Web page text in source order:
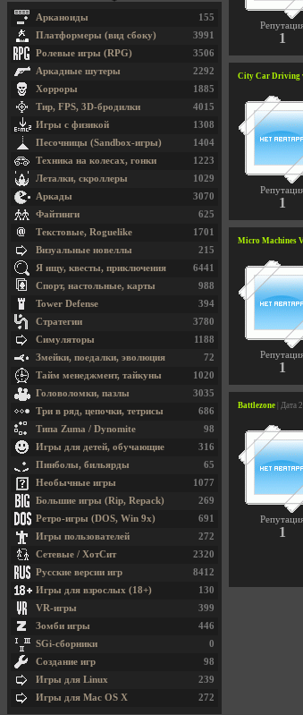
1
City Car Driving
1
Micro Machines
1
Battlezone | Дата
1
155
Арканоиды
3991
Платформеры (вид сбоку)
3506
Ролевые игры (RPG)
2292
Аркадные шутеры
1885
Хорроры
4015
Тир, FPS, 3D-бродилки
1308
Игры с физикой
1404
Песочницы (Sandbox-игры)
1223
Техника на колесах, гонки
1029
Леталки, скроллеры
3070
Аркады
625
Файтинги
1701
Текстовые, Roguelike
215
Визуальные новеллы
6441
Я ищу, квесты, приключения
988
Спорт, настольные, карты
394
Tower Defense
3780
Стратегии
1188
Симуляторы
72
Змейки, поедалки, эволюция
1020
Тайм менеджмент, тайкуны
3035
Головоломки, пазлы
686
Три в ряд, цепочки, тетрисы
98
Типа Zuma / Dynomite
316
Игры для детей, обучающие
65
Пинболы, бильярды
1077
Необычные игры
269
Большие игры (Rip, Repack)
691
Ретро-игры (DOS, Win 9x)
272
Игры пользователей
2320
Сетевые / ХотСит
8412
Русские версии игр
130
Игры для взрослых (18+)
399
VR-игры
446
Зомби игры
0
SGi-сборники
98
Создание игр
239
Игры для Linux
272
Игры для Mac OS X